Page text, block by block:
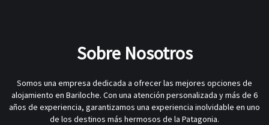
Sobre Nosotros
Somos una empresa dedicada a ofrecer las mejores opciones de
alojamiento en Bariloche. Con una atención personalizada y más de 6
años de experiencia, garantizamos una experiencia inolvidable en uno
de los destinos más hermosos de la Patagonia.